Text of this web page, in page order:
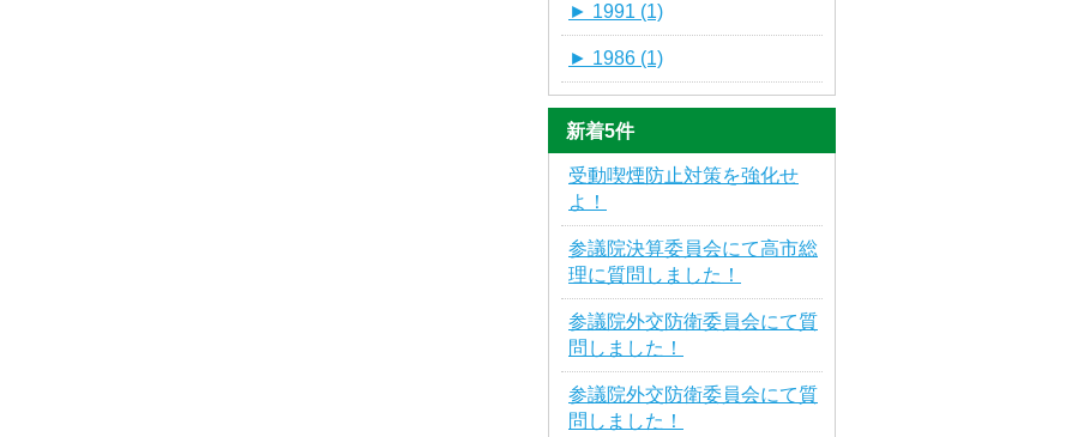
► 1991 (1)
► 1986 (1)
新着5件
受動喫煙防止対策を強化せ
よ！
参議院決算委員会にて高市総
理に質問しました！
参議院外交防衛委員会にて質
問しました！
参議院外交防衛委員会にて質
問しました！